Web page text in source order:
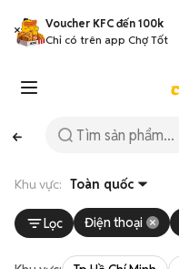
Voucher KFC đến 100k
Chỉ có trên app Chợ Tốt
Khu vực: Toàn quốc
Lọc Điện thoại